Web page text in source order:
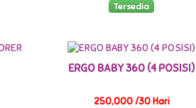
Tersedia
ERGO BABY 360 (4 POSISI)
250,000 /30 Hari